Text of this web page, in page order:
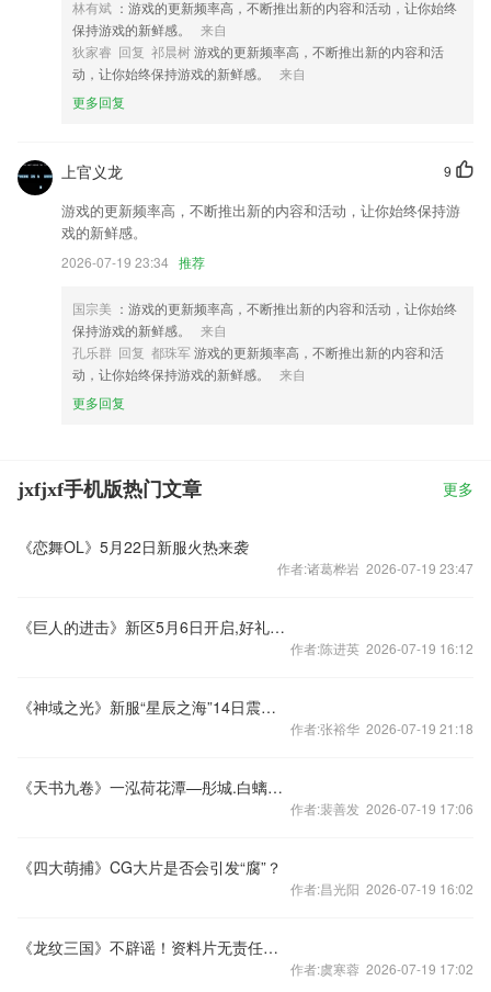
林有斌 ：游戏的更新频率高，不断推出新的内容和活动，让你始终
保持游戏的新鲜感。
来自
狄家睿 回复 祁晨树游戏的更新频率高，不断推出新的内容和活
动，让你始终保持游戏的新鲜感。
来自
更多回复
9
上官义龙
游戏的更新频率高，不断推出新的内容和活动，让你始终保持游
戏的新鲜感。
2026-07-19 23:34 推荐
国宗美 ：游戏的更新频率高，不断推出新的内容和活动，让你始终
保持游戏的新鲜感。
来自
孔乐群 回复 都珠军 游戏的更新频率高，不断推出新的内容和活
动，让你始终保持游戏的新鲜感。
来自
更多回复
jxfjxf手机版热门文章 更多
《恋舞OL》5月22日新服火热来袭
作者:诸葛桦岩 2026-07-19 23:47
《巨人的进击》新区5月6日开启,好礼相送
作者:陈进英 2026-07-19 16:12
《神域之光》新服“星辰之海”14日震撼开启
作者:张裕华 2026-07-19 21:18
《天书九卷》一泓荷花潭—彤城.白螭（3）
作者:裴善发 2026-07-19 17:06
《四大萌捕》CG大片是否会引发“腐”？
作者:昌光阳 2026-07-19 16:02
《龙纹三国》不辟谣！资料片无责任全接触
作者:虞寒蓉 2026-07-19 17:02